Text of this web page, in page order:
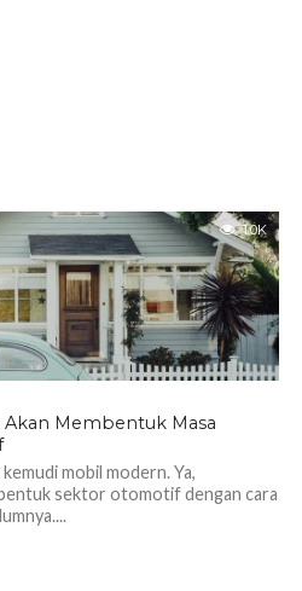
1.0K
Akan Membentuk Masa
mobil modern. Ya,
sektor otomotif dengan cara